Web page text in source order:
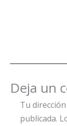
Deja un
Tu
publicada.